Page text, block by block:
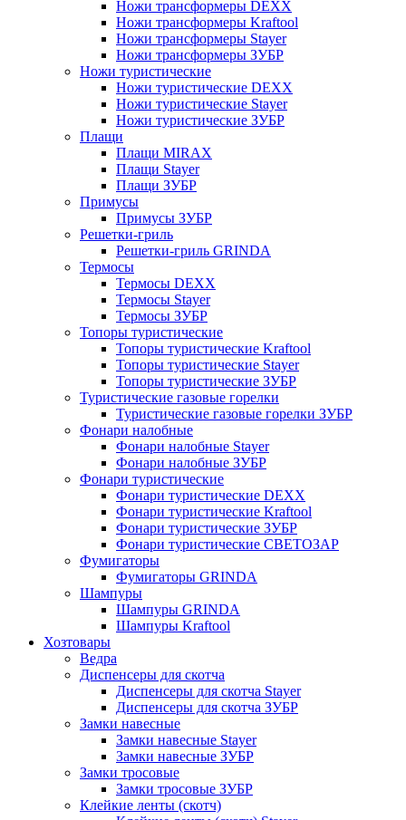
Ножи трансформеры DEXX
Ножи трансформеры Kraftool
Ножи трансформеры Stayer
Ножи трансформеры ЗУБР
Ножи туристические
Ножи туристические DEXX
Ножи туристические Stayer
Ножи туристические ЗУБР
Плащи
Плащи MIRAX
Плащи Stayer
Плащи ЗУБР
Примусы
Примусы ЗУБР
Решетки-гриль
Решетки-гриль GRINDA
Термосы
Термосы DEXX
Термосы Stayer
Термосы ЗУБР
Топоры туристические
Топоры туристические Kraftool
Топоры туристические Stayer
Топоры туристические ЗУБР
Туристические газовые горелки
Туристические газовые горелки ЗУБР
Фонари налобные
Фонари налобные Stayer
Фонари налобные ЗУБР
Фонари туристические
Фонари туристические DEXX
Фонари туристические Kraftool
Фонари туристические ЗУБР
Фонари туристические СВЕТОЗАР
Фумигаторы
Фумигаторы GRINDA
Шампуры
Шампуры GRINDA
Шампуры Kraftool
Хозтовары
Ведра
Диспенсеры для скотча
Диспенсеры для скотча Stayer
Диспенсеры для скотча ЗУБР
Замки навесные
Замки навесные Stayer
Замки навесные ЗУБР
Замки тросовые
Замки тросовые ЗУБР
Клейкие ленты (скотч)